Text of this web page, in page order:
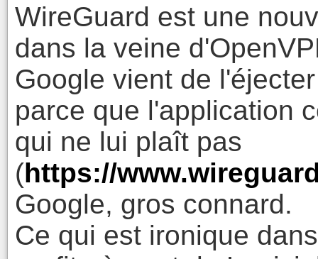
WireGuard est une
dans la veine
Google vient de
parce que l'application
qui ne lui plaît pas
(https://
Google, gros connard.
Ce qui est ironique